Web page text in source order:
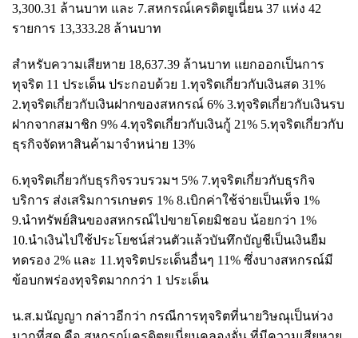
3,300.31 ล้านบาท และ 7.สหกรณ์เครดิตยูเนี่ยน 37 แห่ง 42
รายการ 13,333.28 ล้านบาท
สำหรับความเสียหาย 18,637.39 ล้านบาท แยกออกเป็นการ
ทุจริต 11 ประเด็น ประกอบด้วย 1.ทุจริตเกี่ยวกับเงินสด 31%
2.ทุจริตเกี่ยวกับเงินฝากของสหกรณ์ 6% 3.ทุจริตเกี่ยวกับเงินรบ
ฝากจากสมาชิก 9% 4.ทุจริตเกี่ยวกับเงินกู้ 21% 5.ทุจริตเกี่ยวกับ
ธุรกิจจัดหาสินค้ามาจำหน่าย 13%
6.ทุจริตเกี่ยวกับธุรกิจรวบรวมฯ 5% 7.ทุจริตเกี่ยวกับธุรกิจ
บริการ ส่งเสริมการเกษตร 1% 8.เบิกค่าใช้จ่ายเป็นเท็จ 1%
9.นำทรัพย์สินของสหกรณ์ไปขายโดยมิชอบ น้อยกว่า 1%
10.นำเงินไปใช้ประโยชน์ส่วนตัวแล้วบันทึกบัญชีเป็นเงินยืม
ทดรอง 2% และ 11.ทุจริตประเด็นอื่นๆ 11% ซึ่งบางสหกรณ์มี
ข้อบกพร่องทุจริตมากกว่า 1 ประเด็น
น.ส.มนัญญา กล่าวอีกว่า กรณีการทุจริตที่นายวิษณุเป็นห่วง